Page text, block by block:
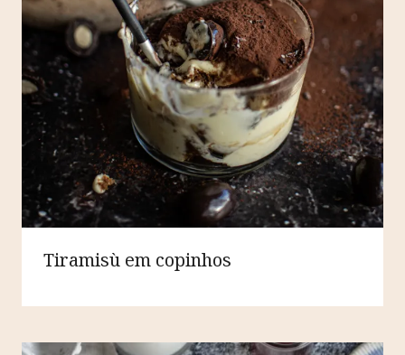
Tiramisù em copinhos